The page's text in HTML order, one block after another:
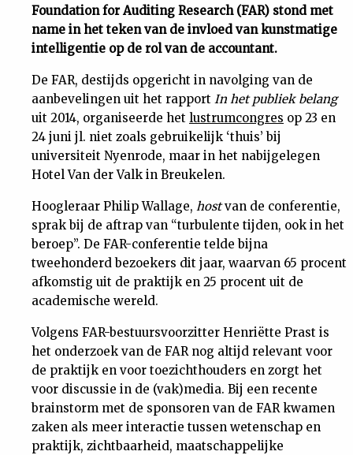
Feiten
Cijfers
Tuchtrecht
Magazine
Podcast
Dossiers
Nieuwsbrief
Contact
Foundation for Auditing Research (FAR) stond met
name in het teken van de invloed van kunstmatige
intelligentie op de rol van de accountant.
De FAR, destijds opgericht in navolging van de
aanbevelingen uit het rapport In het publiek belang
uit 2014, organiseerde het lustrumcongres op 23 en
24 juni jl. niet zoals gebruikelijk ‘thuis’ bij
universiteit Nyenrode, maar in het nabijgelegen
Hotel Van der Valk in Breukelen.
Hoogleraar Philip Wallage, hostvan de conferentie,
sprak bij de aftrap van “turbulente tijden, ook in het
beroep”. De FAR-conferentie telde bijna
tweehonderd bezoekers dit jaar, waarvan 65 procent
afkomstig uit de praktijk en 25 procent uit de
academische wereld.
Volgens FAR-bestuursvoorzitter Henriëtte Prast is
het onderzoek van de FAR nog altijd relevant voor
de praktijk en voor toezichthouders en zorgt het
voor discussie in de (vak)media. Bij een recente
brainstorm met de sponsoren van de FAR kwamen
zaken als meer interactie tussen wetenschap en
praktijk, zichtbaarheid, maatschappelijke